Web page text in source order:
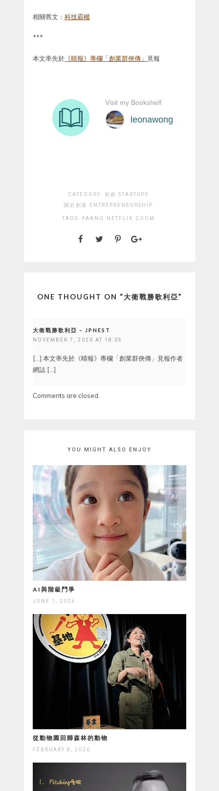
相關舊文： 科技霸權
***
本文率先於 《晴報》專欄「創業群俠傳」 見報
CATEGORY: 初創 STARTUPS
關於創業 ENTREPRENEURSHIP
TAGS: FAANG NETFLIX ZOOM
ONE THOUGHT ON “大衛戰勝歌利亞”
大衛戰勝歌利亞 – JPNEST
NOVEMBER 7, 2020 AT 18:05
[…] 本文率先於《晴報》專欄「創業群俠傳」見報作者
網誌 […]
Comments are closed.
YOU MIGHT ALSO ENJOY
AI與階級鬥爭
JUNE 1, 2026
從動物園回歸森林的動物
FEBRUARY 8, 2026